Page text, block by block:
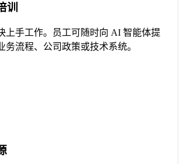
训
上手工作。员工可随时向 AI 智能体提
务流程、公司政策或技术系统。